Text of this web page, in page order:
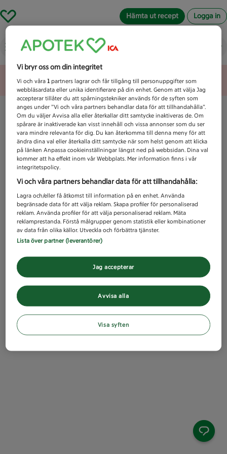
Hämta ut recept Logga in
Vad letar du efter idag?
Unknown error
Vi bryr oss om din integritet
Vi och våra1 partners lagrar och får tillgång till personuppgifter som
webbläsardata eller unika identifierare på din enhet. Genom att välja Jag
accepterar tillåter du att spårningstekniker används för de syften som
anges under ”Vi och våra partners behandlar data för att tillhandahålla”.
Om du väljer Avvisa alla eller återkallar ditt samtycke inaktiveras de. Om
spårare är inaktiverade kan visst innehåll och vissa annonser som du ser
vara mindre relevanta för dig. Du kan återkomma till denna meny för att
ändra dina val eller återkalla ditt samtycke när som helst genom att klicka
på länken Anpassa cookieinställningar längst ned på webbsidan. Dina val
kommer att ha effekt inom vår Webbplats. Mer information finns i vår
integritetspolicy.
Vi och våra partners behandlar data för att tillhandahålla:
Lagra och/eller få åtkomst till information på en enhet. Använda
begränsade data för att välja reklam. Skapa profiler för personaliserad
reklam. Använda profiler för att välja personaliserad reklam. Mäta
reklamprestanda. Förstå målgrupper genom statistik eller kombinationer
av data från olika källor. Utveckla och förbättra tjänster.
Lista över partner (leverantörer)
Avvisa alla
Jag accepterar
Visa syften